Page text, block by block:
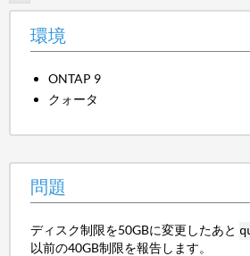
環境
ONTAP 9
クォータ
問題
ディスク制限を50GBに変更したあと
以前の40GB制限を報告します。